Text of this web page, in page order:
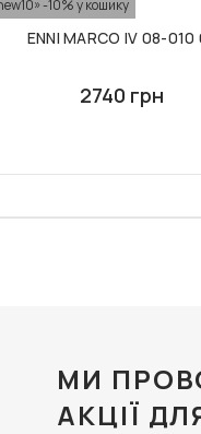
-10% у кошику
ENNI MARCO IV 08-010
2740 грн
МИ
АКЦІЇ